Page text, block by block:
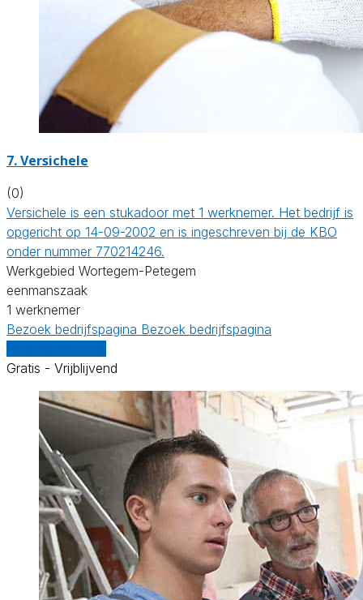
7. Versichele
(0)
Versichele is een stukadoor met 1 werknemer. Het bedrijf is
opgericht op 14-09-2002 en is ingeschreven bij de KBO
onder nummer 770214246.
Werkgebied Wortegem-Petegem
eenmanszaak
1 werknemer
Bezoek bedrijfspagina Bezoek bedrijfspagina
Gratis - Vrijblijvend